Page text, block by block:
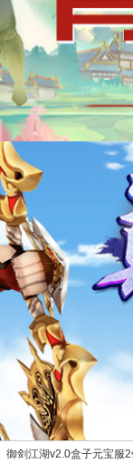
御剑江湖v2.0盒子元宝服